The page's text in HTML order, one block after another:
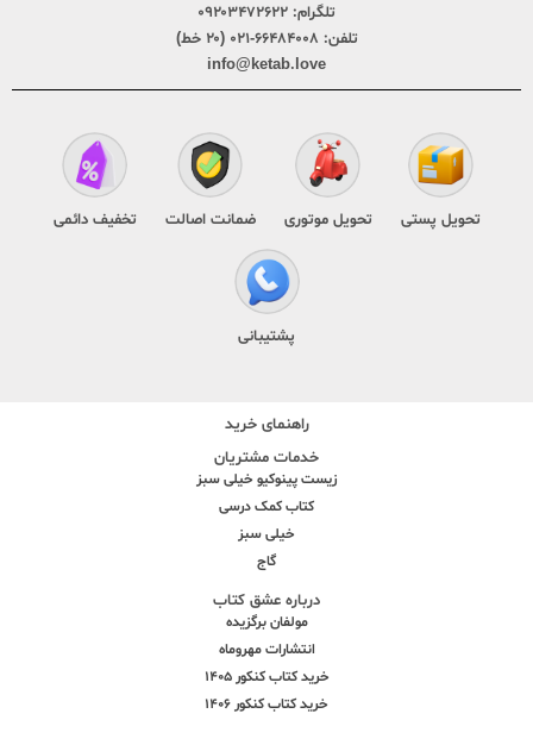
تلگرام: ۰۹۲۰۳۴۷۲۶۲۲
تلفن: ۶۶۴۸۴۰۰۸-۰۲۱ (۲۰ خط)
info@ketab.love
تحویل پستی تحویل موتوری ضمانت اصالت تخفیف دائمی
پشتیبانی
راهنمای خرید
خدمات مشتریان
زیست پینوکیو خیلی سبز
کتاب کمک درسی
خیلی سبز
گاج
درباره عشق کتاب
مولفان برگزیده
انتشارات مهروماه
خرید کتاب کنکور 1405
خرید کتاب کنکور 1406